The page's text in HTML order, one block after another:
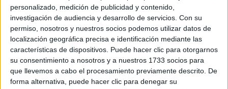
personalizado, medición de publicidad y contenido,
investigación de audiencia y desarrollo de servicios. Con su
permiso, nosotros y nuestros socios podemos utilizar datos de
localización geográfica precisa e identificación mediante las
características de dispositivos. Puede hacer clic para otorgarnos
su consentimiento a nosotros y a nuestros 1733 socios para
que llevemos a cabo el procesamiento previamente descrito. De
forma alternativa, puede hacer clic para denegar su
Soy:*
Chico
Chica
¿En qué año terminas (o terminaste) bachillerato o FP?